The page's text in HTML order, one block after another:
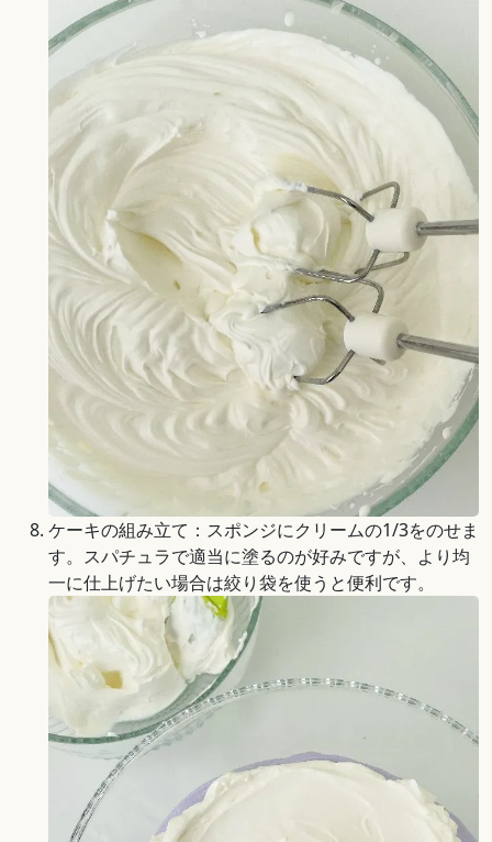
ケーキの組み立て：スポンジにクリームの1/3をのせま
す。スパチュラで適当に塗るのが好みですが、より均
一に仕上げたい場合は絞り袋を使うと便利です。